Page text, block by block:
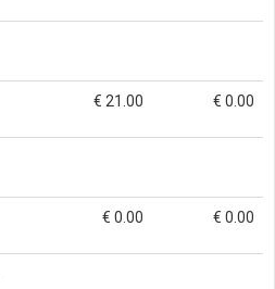
€ 21.00 € 0.00
€ 0.00 € 0.00